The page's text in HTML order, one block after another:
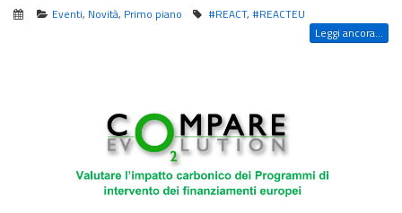
Eventi, Novità, Primo piano #REACT,#REACTEU
Leggi ancora...